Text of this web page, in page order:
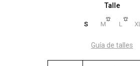
Talle
S M L
Guía de talles